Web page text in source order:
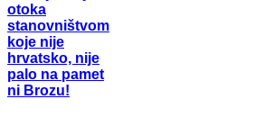
otoka
stanovništvom
koje nije
hrvatsko, nije
palo na pamet
ni Brozu!